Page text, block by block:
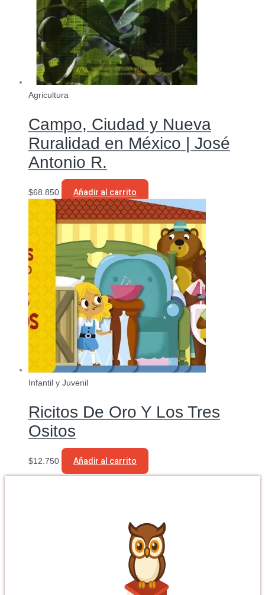
Agricultura
Campo, Ciudad y Nueva
Ruralidad en México | José
Antonio R.
$68.850 Añadir al carrito
Infantil y Juvenil
Ricitos De Oro Y Los Tres
Ositos
$12.750 Añadir al carrito